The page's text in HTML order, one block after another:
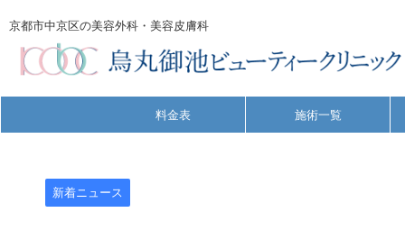
京都市中京区の美容外科・美容皮膚科
料金表 施術一覧
新着ニュース